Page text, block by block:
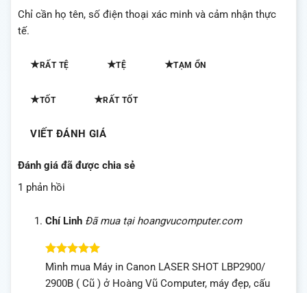
Chỉ cần họ tên, số điện thoại xác minh và cảm nhận thực
tế.
★RẤT TỆ ★TỆ ★TẠM ỔN
★TỐT ★RẤT TỐT
VIẾT ĐÁNH GIÁ
Đánh giá đã được chia sẻ
1 phản hồi
Chí Linh Đã mua tại hoangvucomputer.com
Được xếp
sao
Mình mua Máy in Canon LASER SHOT LBP2900/
2900B ( Cũ ) ở Hoàng Vũ Computer, máy đẹp, cấu